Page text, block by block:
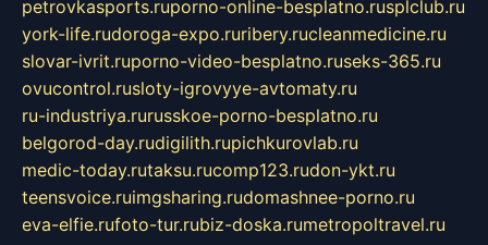
petrovkasports.ruporno-online-besplatno.rusplclub.ru
york-life.rudoroga-expo.ruribery.rucleanmedicine.ru
slovar-ivrit.ruporno-video-besplatno.ruseks-365.ru
ovucontrol.rusloty-igrovyye-avtomaty.ru
ru-industriya.rurusskoe-porno-besplatno.ru
belgorod-day.rudigilith.rupichkurovlab.ru
medic-today.rutaksu.rucomp123.rudon-ykt.ru
teensvoice.ruimgsharing.rudomashnee-porno.ru
eva-elfie.rufoto-tur.rubiz-doska.rumetropoltravel.ru